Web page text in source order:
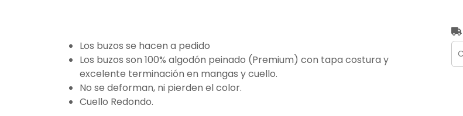
Los buzos se hacen a pedido
Los buzos son 100% algodón peinado (Premium) con tapa costura y
excelente terminación en mangas y cuello.
No se deforman, ni pierden el color.
Cuello Redondo.